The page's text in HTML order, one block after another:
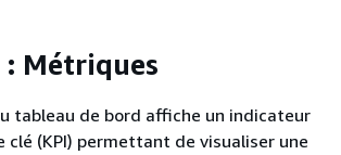
: Métriques
tableau de bord affiche un indicateur
clé (KPI) permettant de visualiser une